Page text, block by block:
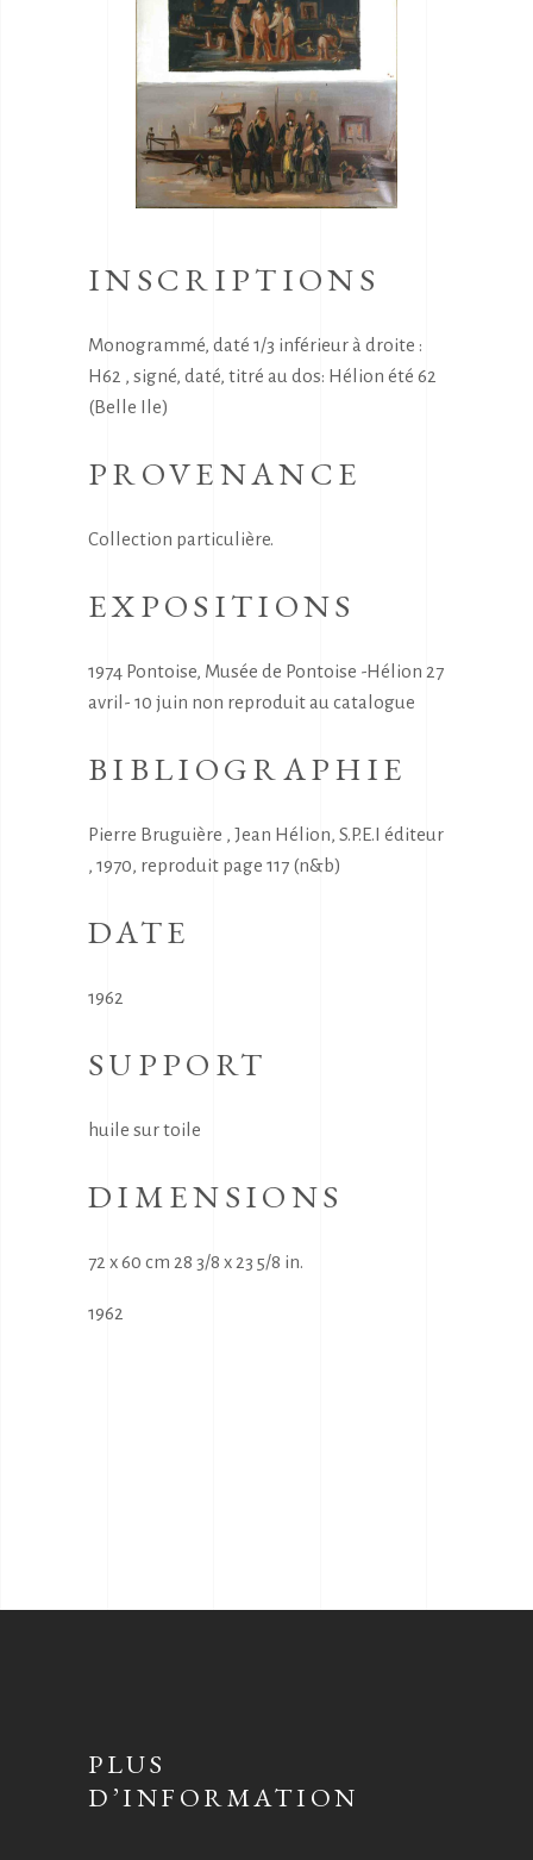
INSCRIPTIONS
Monogrammé, daté 1/3 inférieur à droite :
H62 , signé, daté, titré au dos: Hélion été 62
(Belle Ile)
PROVENANCE
Collection particulière.
EXPOSITIONS
1974 Pontoise, Musée de Pontoise -Hélion 27
avril- 10 juin non reproduit au catalogue
BIBLIOGRAPHIE
Pierre Bruguière , Jean Hélion, S.P.E.I éditeur
, 1970, reproduit page 117 (n&b)
DATE
1962
SUPPORT
huile sur toile
DIMENSIONS
72 x 60 cm 28 3/8 x 23 5/8 in.
1962
PLUS
D’INFORMATION